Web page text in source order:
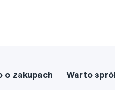
o zakupach Warto